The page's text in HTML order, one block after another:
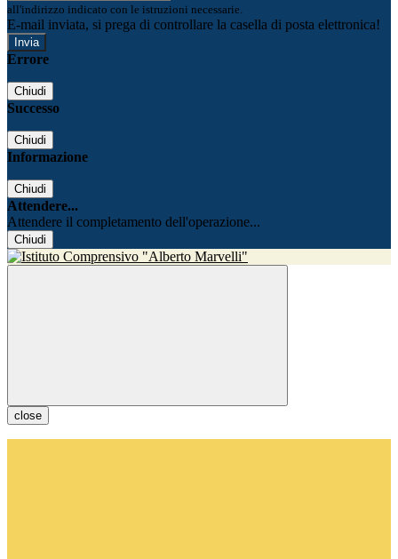
all'indirizzo indicato con le istruzioni necessarie.
E-mail inviata, si prega di controllare la casella di posta elettronica!
Errore
Chiudi
Successo
Chiudi
Informazione
Chiudi
Attendere...
Attendere il completamento dell'operazione...
Chiudi
close